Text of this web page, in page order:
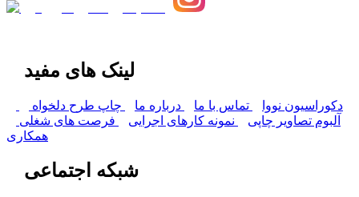
لینک های مفید
دکوراسیون نووا تماس با ما درباره ما
چاپ طرح دلخواه
آلبوم تصاویر چاپی
نمونه کارهای اجرایی
فرصت های شغلی
همکاری
شبکه اجتماعی